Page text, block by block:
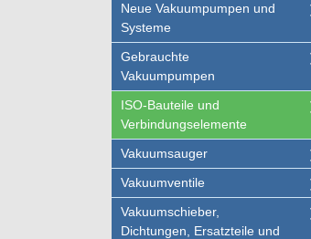
Neue Vakuumpumpen und
Systeme
Gebrauchte
Vakuumpumpen
ISO-Bauteile und
Verbindungselemente
Vakuumsauger
Vakuumventile
Vakuumschieber,
Dichtungen, Ersatzteile und